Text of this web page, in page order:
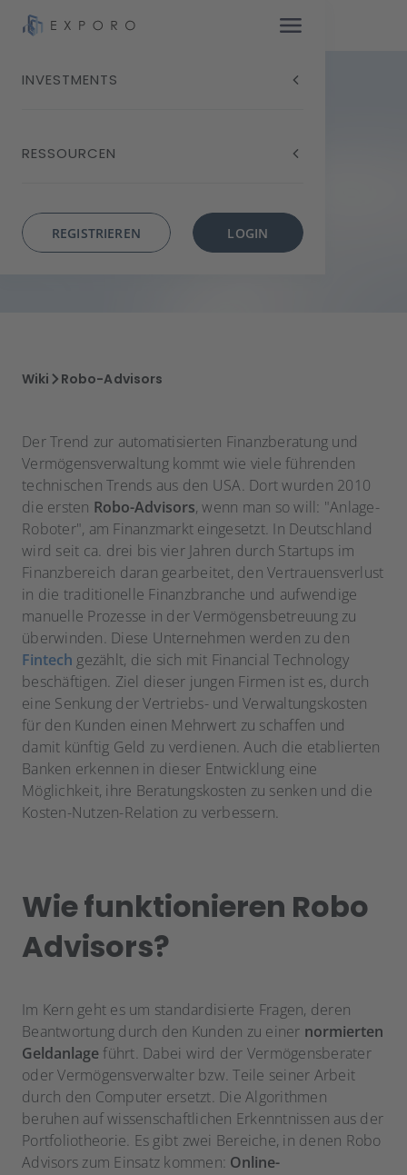
INVESTMENTS
RESSOURCEN
REGISTRIEREN LOGIN
Robo-Advisors
Wiki Robo-Advisors
Der Trend zur automatisierten Finanzberatung und
Vermögensverwaltung kommt wie viele führenden
technischen Trends aus den USA. Dort wurden 2010
die ersten Robo-Advisors, wenn man so will: "Anlage-
Roboter", am Finanzmarkt eingesetzt. In Deutschland
wird seit ca. drei bis vier Jahren durch Startups im
Finanzbereich daran gearbeitet, den Vertrauensverlust
in die traditionelle Finanzbranche und aufwendige
manuelle Prozesse in der Vermögensbetreuung zu
überwinden. Diese Unternehmen werden zu den
Fintech gezählt, die sich mit Financial Technology
beschäftigen. Ziel dieser jungen Firmen ist es, durch
eine Senkung der Vertriebs- und Verwaltungskosten
für den Kunden einen Mehrwert zu schaffen und
damit künftig Geld zu verdienen. Auch die etablierten
Banken erkennen in dieser Entwicklung eine
Möglichkeit, ihre Beratungskosten zu senken und die
Kosten-Nutzen-Relation zu verbessern.
Wie funktionieren Robo
Advisors?
Im Kern geht es um standardisierte Fragen, deren
Beantwortung durch den Kunden zu einer normierten
Geldanlageführt. Dabei wird der Vermögensberater
oder Vermögensverwalter bzw. Teile seiner Arbeit
durch den Computer ersetzt. Die Algorithmen
beruhen auf wissenschaftlichen Erkenntnissen aus der
Portfoliotheorie. Es gibt zwei Bereiche, in denen Robo
Advisors zum Einsatz kommen: Online-